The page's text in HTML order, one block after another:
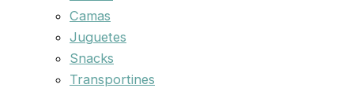
Camas
Juguetes
Snacks
Transportines